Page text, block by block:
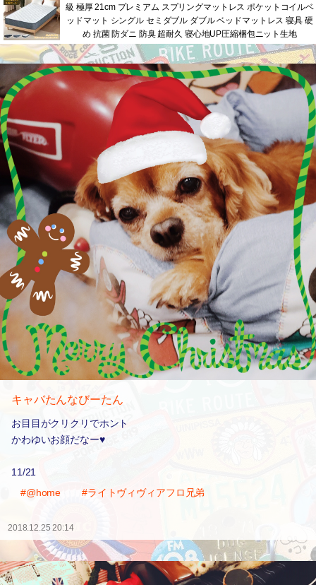
級 極厚 21cm プレミアム スプリングマットレス ポケットコイルベ
ッドマット シングル セミダブル ダブル ベッドマットレス 寝具 硬
め 抗菌 防ダニ 防臭 超耐久 寝心地UP圧縮梱包ニット生地
キャバたんなびーたん
お目目がクリクリでホント
かわゆいお顔だなー♥️
11/21
#@home
#ライトヴィヴィアフロ兄弟
2018.12.25 20:14